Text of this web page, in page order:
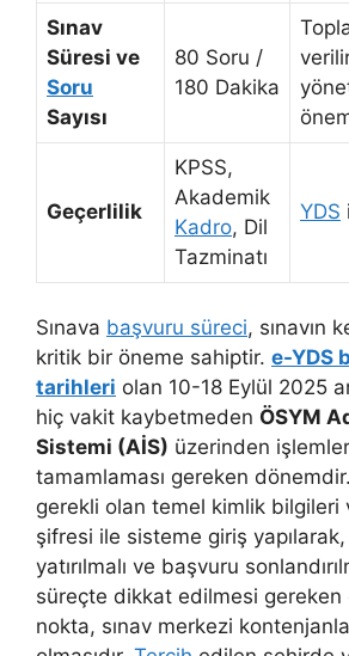
Sınav
Süresi ve
Soru
Sayısı
80 Soru /
180 Dakika
Geçerlilik
KPSS,
Akademik
Kadro, Dil
Tazminatı
YDS
Sınava başvuru süreci, sınavın
kritik bir öneme sahiptir. e-YDS
tarihleri olan 10-18 Eylül 2025
hiç vakit kaybetmeden ÖSYM
Sistemi (AİS) üzerinden
tamamlaması gereken
gerekli olan temel kimlik bilgileri
şifresi ile sisteme giriş yapılarak,
yatırılmalı ve başvuru
süreçte dikkat edilmesi gereken
nokta, sınav merkezi